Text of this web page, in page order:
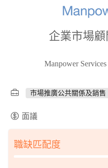
企業市場
Manpower
市場推廣公共關係及銷售
面議
職缺匹配度